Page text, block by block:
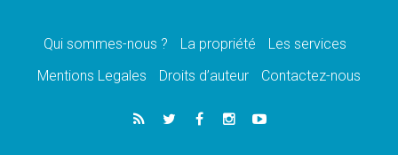
message de paix et de dignité humaine»
«La visite du Pape en Uruguay renforcera
05.08.2026
Le nonce en Ukraine: «Il est inquiétant
Qui sommes-nous ? La propriété
Les services
Mentions Legales
Droits d’auteur Contactez-nous